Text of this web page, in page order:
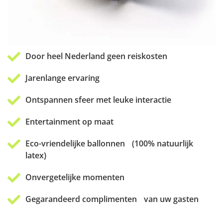
Door heel Nederland geen reiskosten
Jarenlange ervaring
Ontspannen sfeer met leuke interactie
Entertainment op maat
Eco-vriendelijke ballonnen (100% natuurlijk
latex)
Onvergetelijke momenten
Gegarandeerd complimenten van uw gasten